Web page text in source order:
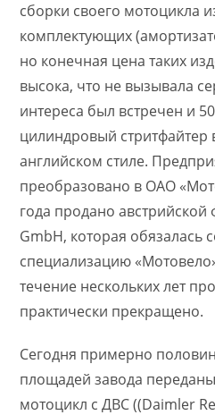
сборки своего мотоцикла
комплектующих
но конечная цена таких
высока, что не вызывала
интереса был встречен и
цилиндровый стритфайтер
английском стиле.
преобразовано в ОАО
года продано
GmbH, которая обязалась
специализацию
течение нескольких лет
практически прекращено.
Сегодня примерно
площадей завода
мотоцикл с ДВС ((Daimler